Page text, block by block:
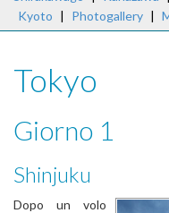
Kyoto | Photogallery |
Tokyo
Giorno 1
Shinjuku
Dopo un volo